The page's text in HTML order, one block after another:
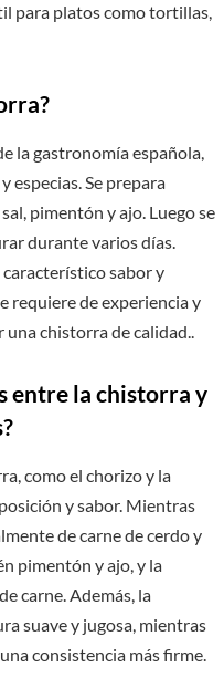
para platos como tortillas,
la gastronomía española,
especias. Se prepara
pimentón y ajo. Luego se
durante varios días.
característico sabor y
requiere de experiencia y
una chistorra de calidad..
entre la chistorra y
como el chorizo y la
y sabor. Mientras
de carne de cerdo y
pimentón y ajo, y la
carne. Además, la
suave y jugosa, mientras
consistencia más firme.